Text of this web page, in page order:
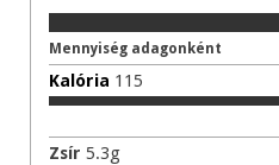
Mennyiség adagonként
Kalória 115
Zsír 5.3g